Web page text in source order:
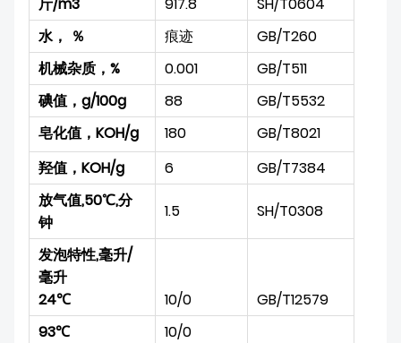
水， ％
痕迹 GB/T260
机械杂质，%
0.001 GB/T511
碘值，g/100g
88 GB/T5532
皂化值，KOH/g
180 GB/T8021
羟值，KOH/g
6 GB/T7384
放气值,50℃,分
钟
1.5 SH/T0308
发泡特性,毫升/
毫升
24℃
10/0 GB/T12579
93℃
10/0